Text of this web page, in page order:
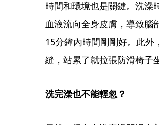
時間和環境也是關鍵。洗澡
血液流向全身皮膚，導致腦
15分鐘內時間剛剛好。此
縫，站累了就拉張防滑椅子
洗完澡也不能輕忽？